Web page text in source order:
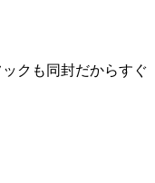
クも同封だからすぐ